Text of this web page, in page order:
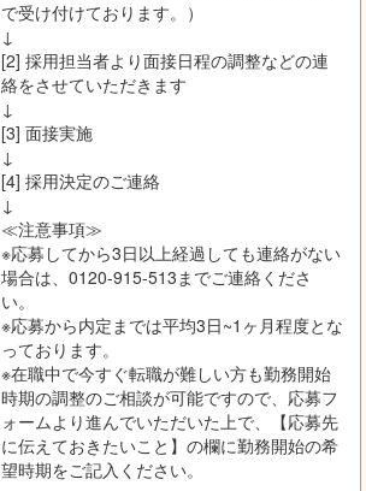
で受け付けております。）
↓
[2] 採用担当者より面接日程の調整などの連
絡をさせていただきます
↓
[3] 面接実施
↓
[4] 採用決定のご連絡
↓
≪注意事項≫
※応募してから3日以上経過しても連絡がない
場合は、0120-915-513までご連絡くださ
い。
※応募から内定までは平均3日~1ヶ月程度とな
っております。
※在職中で今すぐ転職が難しい方も勤務開始
時期の調整のご相談が可能ですので、応募フ
ォームより進んでいただいた上で、【応募先
に伝えておきたいこと】の欄に勤務開始の希
望時期をご記入ください。